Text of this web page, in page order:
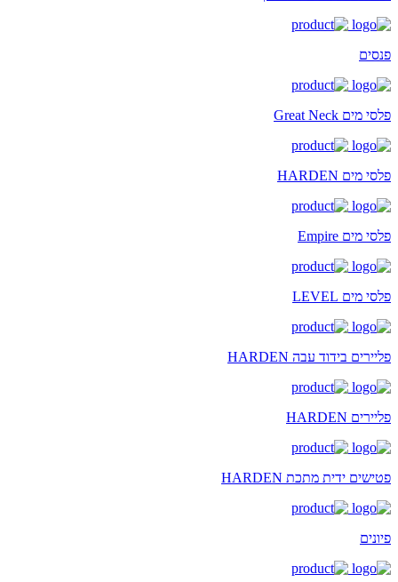
פנסים
פלסי מים Great Neck
פלסי מים HARDEN
פלסי מים Empire
פלסי מים LEVEL
פליירים בידוד עבה HARDEN
פליירים HARDEN
פטישים ידית מתכת HARDEN
פיונים